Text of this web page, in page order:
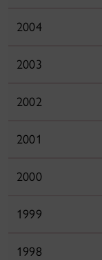
2004
2003
2002
2001
2000
1999
1998